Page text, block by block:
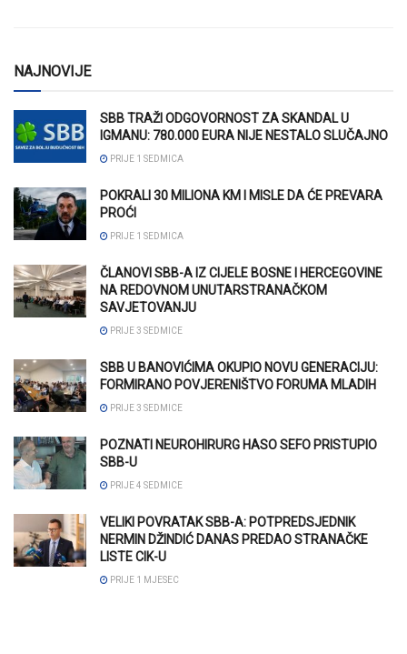
NAJNOVIJE
SBB TRAŽI ODGOVORNOST ZA SKANDAL U
IGMANU: 780.000 EURA NIJE NESTALO SLUČAJNO
PRIJE 1 SEDMICA
POKRALI 30 MILIONA KM I MISLE DA ĆE PREVARA
PROĆI
PRIJE 1 SEDMICA
ČLANOVI SBB-A IZ CIJELE BOSNE I HERCEGOVINE
NA REDOVNOM UNUTARSTRANAČKOM
SAVJETOVANJU
PRIJE 3 SEDMICE
SBB U BANOVIĆIMA OKUPIO NOVU GENERACIJU:
FORMIRANO POVJERENIŠTVO FORUMA MLADIH
PRIJE 3 SEDMICE
POZNATI NEUROHIRURG HASO SEFO PRISTUPIO
SBB-U
PRIJE 4 SEDMICE
VELIKI POVRATAK SBB-A: POTPREDSJEDNIK
NERMIN DŽINDIĆ DANAS PREDAO STRANAČKE
LISTE CIK-U
PRIJE 1 MJESEC